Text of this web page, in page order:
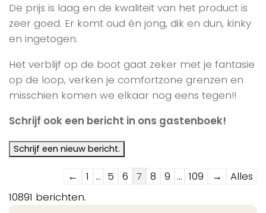
De prijs is laag en de kwaliteit van het product is
zeer goed. Er komt oud én jong, dik en dun, kinky
en ingetogen.
Het verblijf op de boot gaat zeker met je fantasie
op de loop, verken je comfortzone grenzen en
misschien komen we elkaar nog eens tegen!!
Schrijf ook een bericht in ons gastenboek!
Navigatie
door
de
← 1 ... 5 6 7 8 9 ... 109 →
Alles
10891 berichten.